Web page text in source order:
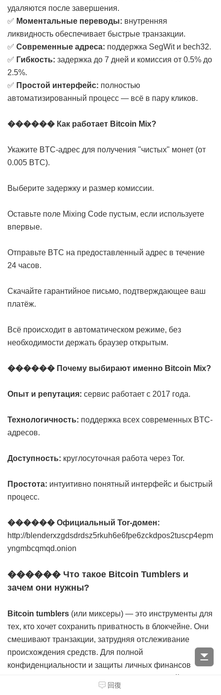
удаляются после завершения.
✅ Моментальные переводы: внутренняя
ликвидность обеспечивает быстрые транзакции.
✅ Современные адреса: поддержка SegWit и bech32.
✅ Гибкость: задержка до 7 дней и комиссия от 0.5% до
2.5%.
✅ Простой интерфейс: полностью
автоматизированный процесс — всё в пару кликов.
������ Как работает Bitcoin Mix?
Укажите BTC-адрес для получения "чистых" монет (от
0.005 BTC).
Выберите задержку и размер комиссии.
Оставьте поле Mixing Code пустым, если используете
впервые.
Отправьте BTC на предоставленный адрес в течение
24 часов.
Скачайте гарантийное письмо, подтверждающее ваш
платёж.
Всё происходит в автоматическом режиме, без
необходимости держать браузер открытым.
������ Почему выбирают именно Bitcoin Mix?
Опыт и репутация: сервис работает с 2017 года.
Технологичность: поддержка всех современных BTC-
адресов.
Доступность: круглосуточная работа через Tor.
Простота: интуитивно понятный интерфейс и быстрый
процесс.
������ Официальный Tor-домен:
http://blenderxzgdsdrdsz5rkuh6e6fpe6zckdpos2tuscp4epm
yngmbcqmqd.onion
������ Что такое Bitcoin Tumblers и
зачем они нужны?
Bitcoin tumblers (или миксеры) — это инструменты для
тех, кто хочет сохранить приватность в блокчейне. Они
смешивают транзакции, затрудняя отслеживание
происхождения средств. Для полной
конфиденциальности и защиты личных финансов
回復